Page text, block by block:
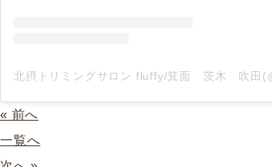
« 前へ
一覧へ